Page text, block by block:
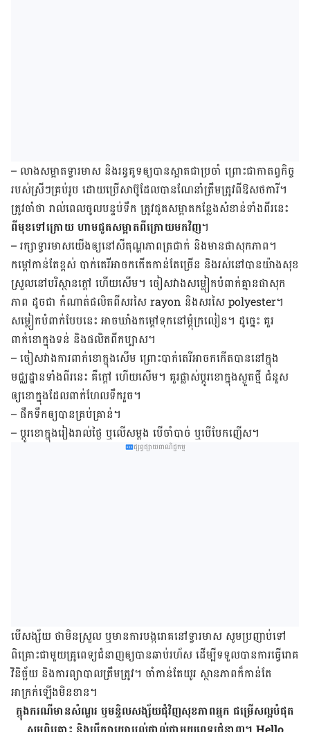
– លាងសម្អាតទ្វារមាស និងរន្ធគូទឲ្យបានស្អាតជាប្រចាំ ព្រោះជាកាតព្វកិច្ច
របស់ស្រីៗគ្រប់រូប ដោយប្រើសាប៊ូដែលបានណែនាំត្រឹមត្រូវពីឱសថការី។
ត្រូវចាំថា រាល់ពេលចូលបន្ទប់ទឹក ត្រូវជូតសម្អាតកន្លែងសំខាន់ទាំងពីរនេះ
ពីមុខទៅក្រោយ ហាមជូតសម្អាតពីក្រោយមកវិញ។
– រក្សាទ្វារមាសយើងឲ្យនៅសីតុណ្ហភាពត្រជាក់ និងមានផាសុកភាព។
កម្ដៅកាន់តែខ្ពស់ បាក់តេរីអាចកកើតកាន់តែច្រើន និងរស់នៅបានយ៉ាងសុខ
ស្រួលនៅបរិស្ថានក្ដៅ ហើយសើម។ ចៀសវាងសម្លៀកបំពាក់គ្មានផាសុក
ភាព ដូចជា កំណាត់ផលិតពីសរសៃ rayon និងសរសៃ polyester។
សម្លៀកបំពាក់បែបនេះ អាចឃាំងកម្ដៅទុកនៅម្ដុំក្រលៀន។ ដូច្នេះ គួរ
ពាក់ខោក្នុងទន់ និងផលិតពីកប្បាស។
– ចៀសវាងការពាក់ខោក្នុងសើម ព្រោះបាក់តេរីអាចកកើតបាននៅក្នុង
មជ្ឈដ្ឋានទាំងពីរនេះ គឺក្ដៅ ហើយសើម។ គួរផ្លាស់ប្ដូរខោក្នុងស្ងួតថ្មី ជំនួស
ឲ្យខោក្នុងដែលពាក់ហែលទឹករួច។
– ផឹកទឹកឲ្យបានគ្រប់គ្រាន់។
– ប្ដូរខោក្នុងរៀងរាល់ថ្ងៃ ឬលើសម្ដង បើចាំបាច់ ឬបើបែកញើស។
ផ្សព្វផ្សាយពាណិជ្ជកម្ម
បើសង្ស័យ ថាមិនស្រួល ឬមានការបង្ករោគនៅទ្វារមាស សូមប្រញាប់ទៅ
ពិគ្រោះជាមួយគ្រូពេទ្យជំនាញឲ្យបានឆាប់រហ័ស ដើម្បីទទួលបានការធ្វើរោគ
វិនិច្ឆ័យ និងការព្យាបាលត្រឹមត្រូវ។ ចាំកាន់តែយូរ ស្ថានភាពក៏កាន់តែ
អាក្រក់ឡើងមិនខាន។
ក្នុង​ករណី​មាន​សំណួរ ឬ​មន្ទិលសង្ស័យ​ជុំវិញ​សុខភាព​អ្នក ជម្រើស​ល្អ​បំផុត​